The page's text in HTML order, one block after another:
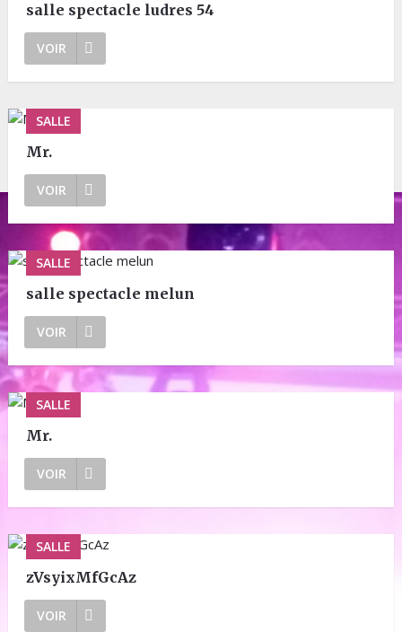
salle spectacle ludres 54
VOIR
SALLE
Mr.
VOIR
SALLE
salle spectacle melun
VOIR
SALLE
Mr.
VOIR
SALLE
zVsyixMfGcAz
VOIR